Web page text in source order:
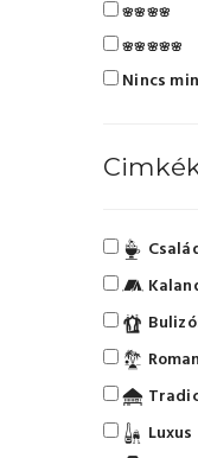
🌸🌸🌸🌸
🌸🌸🌸🌸🌸
Nincs
Luxus